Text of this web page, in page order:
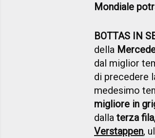
Mondiale
BOTTAS IN
della
dal miglior
di precedere
medesimo
migliore in
dalla terza
Verstappen,